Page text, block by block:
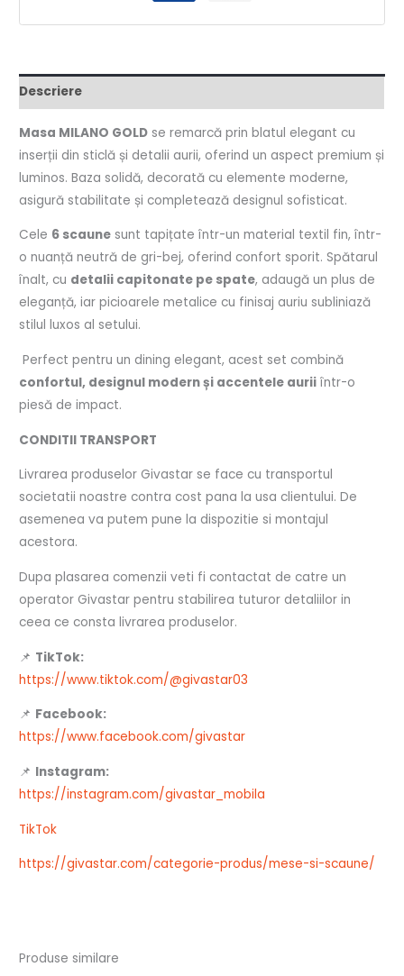
Descriere
Masa MILANO GOLD se remarcă prin blatul elegant cu
inserții din sticlă și detalii aurii, oferind un aspect premium și
luminos. Baza solidă, decorată cu elemente moderne,
asigură stabilitate și completează designul sofisticat.
Cele 6 scaune sunt tapițate într-un material textil fin, într-
o nuanță neutră de gri-bej, oferind confort sporit. Spătarul
înalt, cu detalii capitonate pe spate, adaugă un plus de
eleganță, iar picioarele metalice cu finisaj auriu subliniază
stilul luxos al setului.
Perfect pentru un dining elegant, acest set combină
confortul, designul modern și accentele aurii într-o
piesă de impact.
CONDITII TRANSPORT
Livrarea produselor Givastar se face cu transportul
societatii noastre contra cost pana la usa clientului. De
asemenea va putem pune la dispozitie si montajul
acestora.
Dupa plasarea comenzii veti fi contactat de catre un
operator Givastar pentru stabilirea tuturor detaliilor in
ceea ce consta livrarea produselor.
📌 TikTok:
https://www.tiktok.com/@givastar03
📌 Facebook:
https://www.facebook.com/givastar
📌 Instagram:
https://instagram.com/givastar_mobila
TikTok
https://givastar.com/categorie-produs/mese-si-scaune/
Produse similare